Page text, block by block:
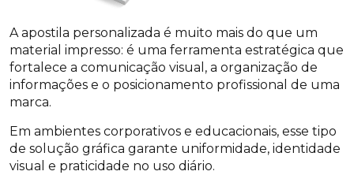
A apostila personalizada é muito mais do que um
material impresso: é uma ferramenta estratégica que
fortalece a comunicação visual, a organização de
informações e o posicionamento profissional de uma
marca.
Em ambientes corporativos e educacionais, esse tipo
de solução gráfica garante uniformidade, identidade
visual e praticidade no uso diário.